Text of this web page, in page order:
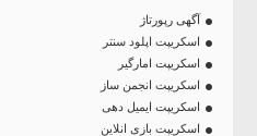
آگهی رپورتاژ
اسکریپت اپلود سنتر
اسکریپت امارگیر
اسکریپت انجمن ساز
اسکریپت ایمیل دهی
اسکریپت بازی انلاین